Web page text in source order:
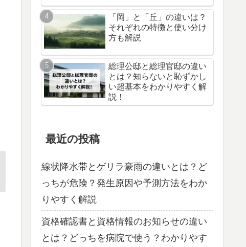
「岡」と「丘」の違いは？
それぞれの特徴と使い分け
方も解説
総理公邸と総理官邸の違い
とは？知らないと恥ずかし
い超基本をわかりやすく解
説！
最近の投稿
線状降水帯とゲリラ豪雨の違いとは？ど
っちが危険？発生原因や予測方法をわか
りやすく解説
資格確認書と資格情報のお知らせの違い
とは？どっちを病院で使う？わかりやす